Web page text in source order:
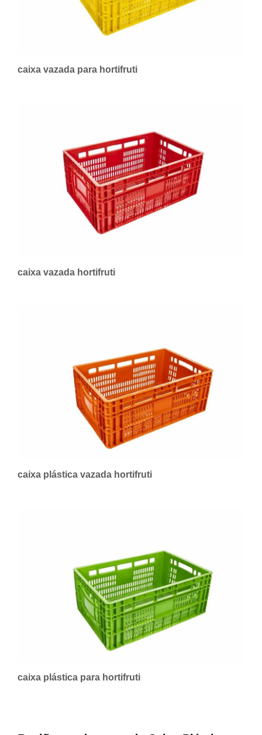
caixa vazada para hortifruti
caixa vazada hortifruti
caixa plástica vazada hortifruti
caixa plástica para hortifruti